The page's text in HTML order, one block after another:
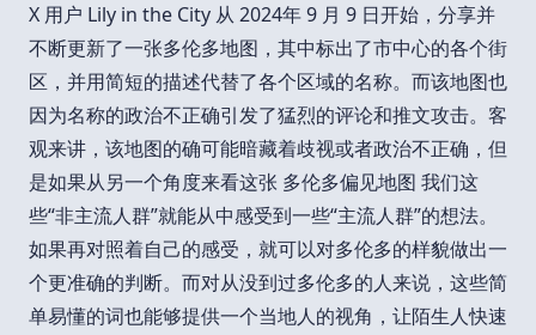
X 用户 Lily in the City 从 2024年 9 月 9 日开始，分享并
不断更新了一张多伦多地图，其中标出了市中心的各个街
区，并用简短的描述代替了各个区域的名称。而该地图也
因为名称的政治不正确引发了猛烈的评论和推文攻击。客
观来讲，该地图的确可能暗藏着歧视或者政治不正确，但
是如果从另一个角度来看这张 多伦多偏见地图 我们这
些“非主流人群”就能从中感受到一些“主流人群”的想法。
如果再对照着自己的感受，就可以对多伦多的样貌做出一
个更准确的判断。而对从没到过多伦多的人来说，这些简
单易懂的词也能够提供一个当地人的视角，让陌生人快速